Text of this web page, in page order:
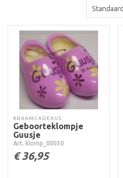
KRAAMCADEAUS
Geboorteklompje
Guusje
Art. klomp_00030
€36,95